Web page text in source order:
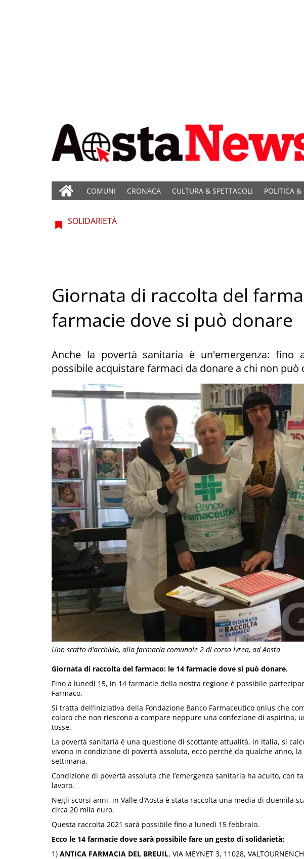
COMUNI CRONACA CULTURA & SPETTACOLI POLITICA
Uno scatto d'archivio, alla farmacia comunale 2 di corso Ivrea, ad Aosta
SOLIDARIETÀ
Giornata di raccolta del
farmacie dove si può donare
Anche la povertà sanitaria è un'emergenza: fino
possibile acquistare farmaci da donare a chi non può
Giornata di raccolta del farmaco: le 14 farmacie dove si può donare.
Fino a lunedì 15, in 14 farmacie della nostra regione è possibile
Farmaco.
Si tratta dell’iniziativa della Fondazione Banco Farmaceutico onlus che
coloro che non riescono a compare neppure una confezione di aspirina,
tosse.
La povertà sanitaria è una questione di scottante attualità, in Italia, si
vivono in condizione di povertà assoluta, ecco perchè da qualche anno, la
settimana.
Condizione di povertà assoluta che l’emergenza sanitaria ha acuito, con
lavoro.
Negli scorsi anni, in Valle d’Aosta è stata raccolta una media di duemila
circa 20 mila euro.
Questa raccolta 2021 sarà possibile fino a lunedì 15 febbraio.
Ecco le 14 farmacie dove sarà possibile fare un gesto di solidarietà:
1) ANTICA FARMACIA DEL BREUIL, VIA MEYNET 3, 11028,